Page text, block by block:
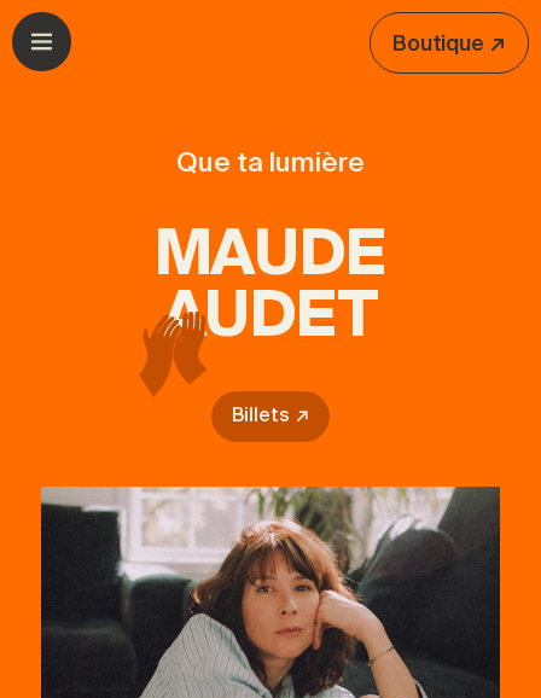
Aller à la navigation
Aller au contenu
Ouvrir le menu
Boutique ↗
Que ta lumière
MAUDE
AUDET
Billets ↗